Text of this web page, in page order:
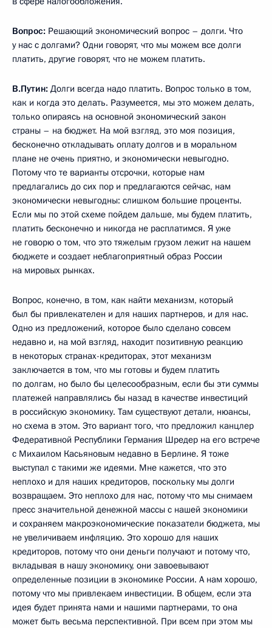
Вопрос: Решающий экономический вопрос – долги. Что
у нас с долгами? Одни говорят, что мы можем все долги
платить, другие говорят, что не можем платить.
В.Путин: Долги всегда надо платить. Вопрос только в том,
как и когда это делать. Разумеется, мы это можем делать,
только опираясь на основной экономический закон
страны – на бюджет. На мой взгляд, это моя позиция,
бесконечно откладывать оплату долгов и в моральном
плане не очень приятно, и экономически невыгодно.
Потому что те варианты отсрочки, которые нам
предлагались до сих пор и предлагаются сейчас, нам
экономически невыгодны: слишком большие проценты.
Если мы по этой схеме пойдем дальше, мы будем платить,
платить бесконечно и никогда не расплатимся. Я уже
не говорю о том, что это тяжелым грузом лежит на нашем
бюджете и создает неблагоприятный образ России
на мировых рынках.
Вопрос, конечно, в том, как найти механизм, который
был бы привлекателен и для наших партнеров, и для нас.
Одно из предложений, которое было сделано совсем
недавно и, на мой взгляд, находит позитивную реакцию
в некоторых странах-кредиторах, этот механизм
заключается в том, что мы готовы и будем платить
по долгам, но было бы целесообразным, если бы эти суммы
платежей направлялись бы назад в качестве инвестиций
в российскую экономику. Там существуют детали, нюансы,
но схема в этом. Это вариант того, что предложил канцлер
Федеративной Республики Германия Шредер на его встрече
с Михаилом Касьяновым недавно в Берлине. Я тоже
выступал с такими же идеями. Мне кажется, что это
неплохо и для наших кредиторов, поскольку мы долги
возвращаем. Это неплохо для нас, потому что мы снимаем
пресс значительной денежной массы с нашей экономики
и сохраняем макроэкономические показатели бюджета, мы
не увеличиваем инфляцию. Это хорошо для наших
кредиторов, потому что они деньги получают и потому что,
вкладывая в нашу экономику, они завоевывают
определенные позиции в экономике России. А нам хорошо,
потому что мы привлекаем инвестиции. В общем, если эта
идея будет принята нами и нашими партнерами, то она
может быть весьма перспективной. При всем при этом мы